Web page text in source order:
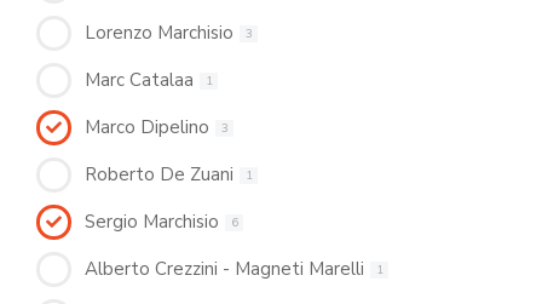
Lorenzo Marchisio 3
Marc Catalaa 1
Marco Dipelino 3
Roberto De Zuani 1
Sergio Marchisio 6
Alberto Crezzini - Magneti Marelli 1